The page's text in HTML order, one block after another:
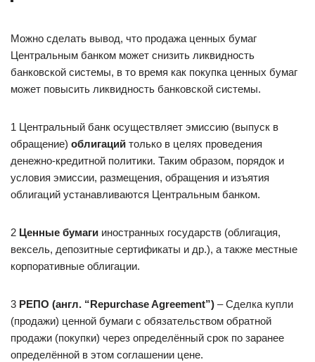
Можно сделать вывод, что продажа ценных бумаг
Центральным банком может снизить ликвидность
банковской системы, в то время как покупка ценных бумаг
может повысить ликвидность банковской системы.
1 Центральный банк осуществляет эмиссию (выпуск в
обращение) облигаций только в целях проведения
денежно-кредитной политики. Таким образом, порядок и
условия эмиссии, размещения, обращения и изъятия
облигаций устанавливаются Центральным банком.
2 Ценные бумаги иностранных государств (облигация,
вексель, депозитные сертификаты и др.), а также местные
корпоративные облигации.
3 РЕПО (англ. “Repurchase Agreement”) – Сделка купли
(продажи) ценной бумаги с обязательством обратной
продажи (покупки) через определённый срок по заранее
определённой в этом соглашении цене.